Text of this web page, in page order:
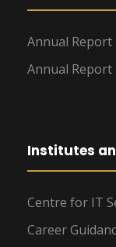
Annual Report
Annual Report
Institutes
Centre for IT
Career